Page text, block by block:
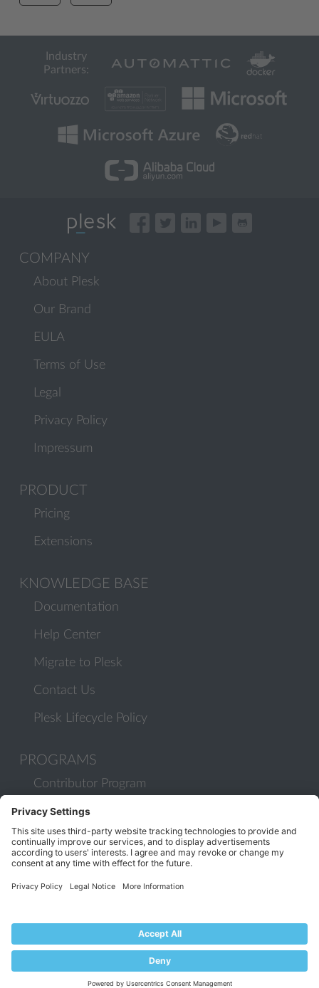
Industry
Partners:
COMPANY
About Plesk
Our Brand
EULA
Terms of Use
Legal
Privacy Policy
Impressum
PRODUCT
Pricing
Extensions
KNOWLEDGE BASE
Documentation
Help Center
Migrate to Plesk
Contact Us
Plesk Lifecycle Policy
PROGRAMS
Contributor Program
Partner Program
COMMUNITY